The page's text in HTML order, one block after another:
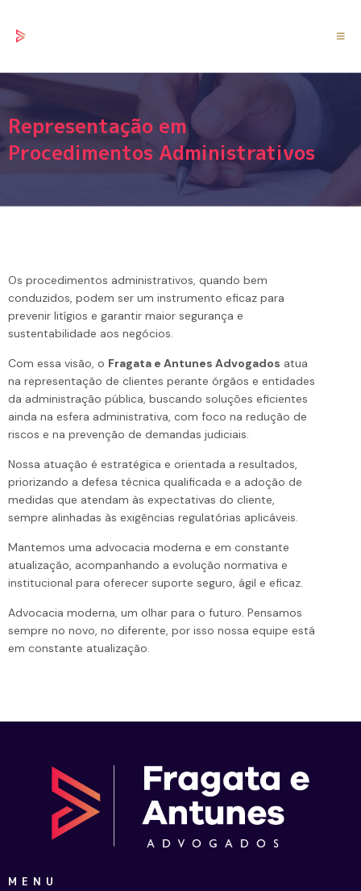
Representação em
Procedimentos Administrativos
Os procedimentos administrativos, quando bem
conduzidos, podem ser um instrumento eficaz para
prevenir litígios e garantir maior segurança e
sustentabilidade aos negócios.
Com essa visão, o Fragata e Antunes Advogados atua
na representação de clientes perante órgãos e entidades
da administração pública, buscando soluções eficientes
ainda na esfera administrativa, com foco na redução de
riscos e na prevenção de demandas judiciais.
Nossa atuação é estratégica e orientada a resultados,
priorizando a defesa técnica qualificada e a adoção de
medidas que atendam às expectativas do cliente,
sempre alinhadas às exigências regulatórias aplicáveis.
Mantemos uma advocacia moderna e em constante
atualização, acompanhando a evolução normativa e
institucional para oferecer suporte seguro, ágil e eficaz.
Advocacia moderna, um olhar para o futuro. Pensamos
sempre no novo, no diferente, por isso nossa equipe está
em constante atualização.
MENU